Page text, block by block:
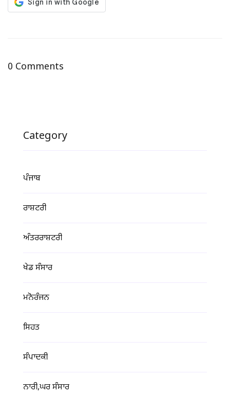
0 Comments
Category
ਪੰਜਾਬ
ਰਾਸ਼ਟਰੀ
ਅੰਤਰਰਾਸ਼ਟਰੀ
ਖੇਡ ਸੰਸਾਰ
ਮਨੋਰੰਜਨ
ਸਿਹਤ
ਸੰਪਾਦਕੀ
ਨਾਰੀ,ਘਰ ਸੰਸਾਰ